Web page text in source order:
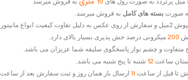
صورت بسته های کامل به فروش میرسد.
یا ال سی دی تا
200 میکرونی درصد خش پذیری بسیار بالای دارد.
متفاوت و چشم نواز پاسخگوی سلیقه شما عزیزان می باشد.
ساعت 12 شنبه تا پنج شنبه می باشد.
تا قبل از ساعت ۱۱ ارسال بار همان روز و ثبت سفارش بعد از ساعت